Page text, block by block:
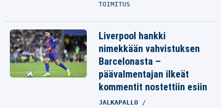
TOIMITUS
Liverpool hankki
nimekkään vahvistuksen
Barcelonasta –
päävalmentajan ilkeät
kommentit nostettiin esiin
JALKAPALLO